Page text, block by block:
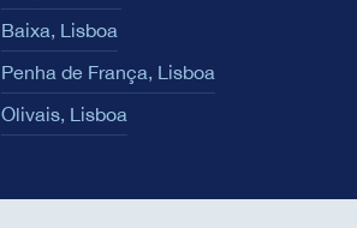
Baixa, Lisboa
Penha de França, Lisboa
Olivais, Lisboa